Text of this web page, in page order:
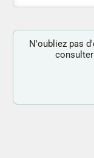
N'oubliez pas